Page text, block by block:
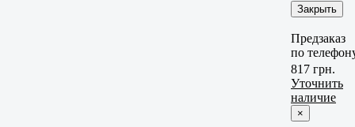
Закрыть
Предзаказ
по
817 грн.
Уточнить
наличие
×